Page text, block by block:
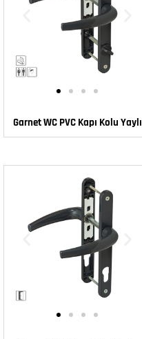
Garnet WC PVC Kapı Kolu Yaylı